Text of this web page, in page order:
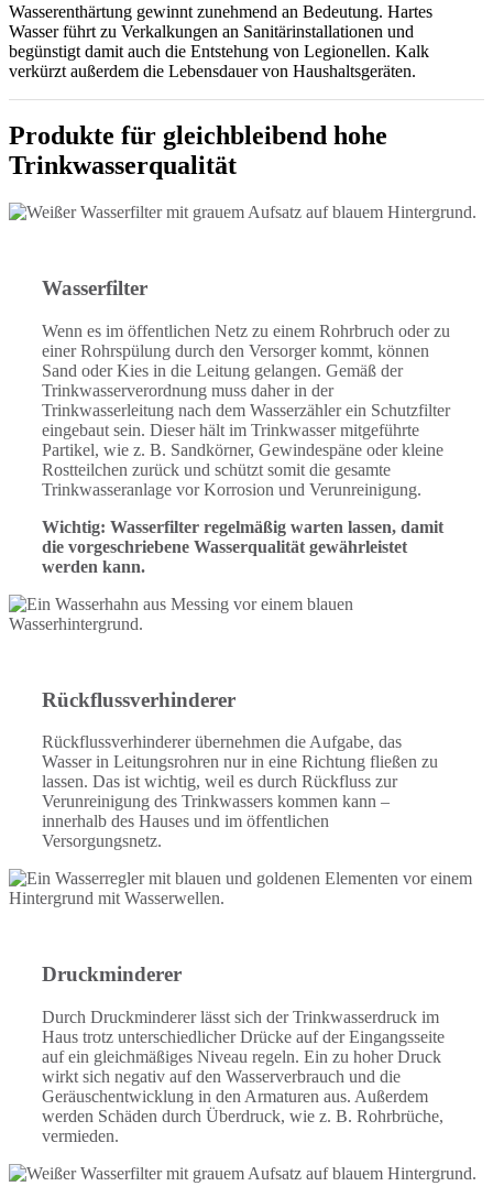
Wasserenthärtung gewinnt zunehmend an Bedeutung. Hartes
Wasser führt zu Verkalkungen an Sanitärinstallationen und
begünstigt damit auch die Entstehung von Legionellen. Kalk
verkürzt außerdem die Lebensdauer von Haushaltsgeräten.
Produkte für gleichbleibend hohe
Trinkwasserqualität
Wasserfilter
Wenn es im öffentlichen Netz zu einem Rohrbruch oder zu
einer Rohrspülung durch den Versorger kommt, können
Sand oder Kies in die Leitung gelangen. Gemäß der
Trinkwasserverordnung muss daher in der
Trinkwasserleitung nach dem Wasserzähler ein Schutzfilter
eingebaut sein. Dieser hält im Trinkwasser mitgeführte
Partikel, wie z. B. Sandkörner, Gewindespäne oder kleine
Rostteilchen zurück und schützt somit die gesamte
Trinkwasseranlage vor Korrosion und Verunreinigung.
Wichtig: Wasserfilter regelmäßig warten lassen, damit
die vorgeschriebene Wasserqualität gewährleistet
werden kann.
Rückflussverhinderer
Rückflussverhinderer übernehmen die Aufgabe, das
Wasser in Leitungsrohren nur in eine Richtung fließen zu
lassen. Das ist wichtig, weil es durch Rückfluss zur
Verunreinigung des Trinkwassers kommen kann –
innerhalb des Hauses und im öffentlichen
Versorgungsnetz.
Druckminderer
Durch Druckminderer lässt sich der Trinkwasserdruck im
Haus trotz unterschiedlicher Drücke auf der Eingangsseite
auf ein gleichmäßiges Niveau regeln. Ein zu hoher Druck
wirkt sich negativ auf den Wasserverbrauch und die
Geräuschentwicklung in den Armaturen aus. Außerdem
werden Schäden durch Überdruck, wie z. B. Rohrbrüche,
vermieden.